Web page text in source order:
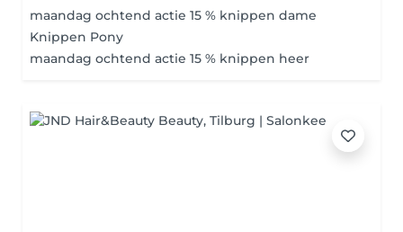
maandag ochtend actie 15 % knippen dame
Knippen Pony
maandag ochtend actie 15 % knippen heer